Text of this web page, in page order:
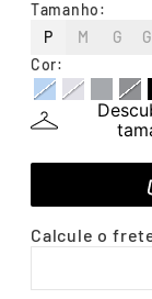
Cor:
Tamanho:
P
M G